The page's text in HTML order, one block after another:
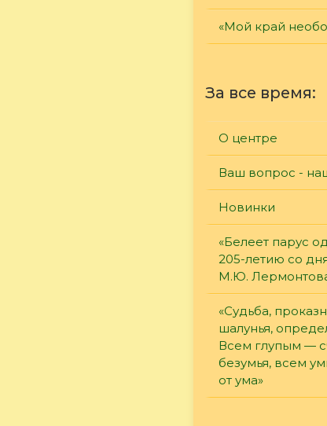
«Мой край
За все время:
О центре
Ваш вопрос -
Новинки
«Белеет парус
205-летию со
М.Ю.
«Судьба,
шалунья,
Всем глупым —
безумья, всем
от ума»